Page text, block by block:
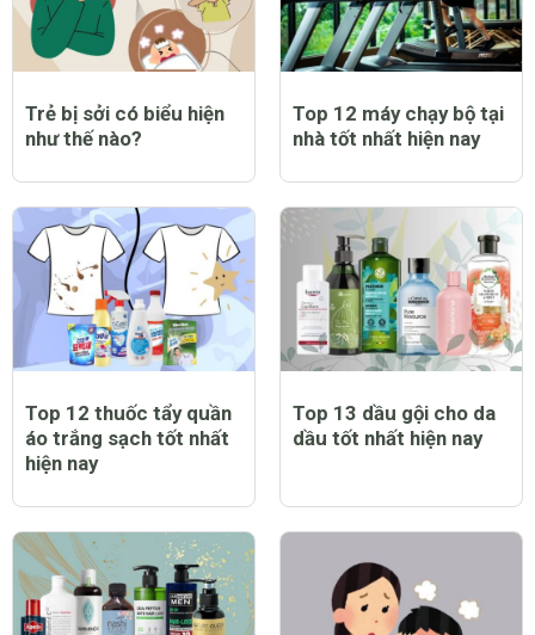
Trẻ bị sởi có biểu hiện
như thế nào?
Top 12 máy chạy bộ tại
nhà tốt nhất hiện nay
Top 12 thuốc tẩy quần
áo trắng sạch tốt nhất
hiện nay
Top 13 dầu gội cho da
dầu tốt nhất hiện nay